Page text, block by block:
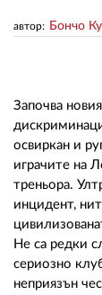
автор: Бончо
Започва
освиркан и
играчите на
треньора.
инцидент,
Не са редки
сериозно
неприязън